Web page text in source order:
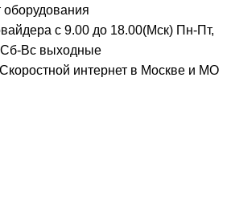
оборудования
с 9.00 до 18.00(Мск) Пн-Пт,
Сб-Вс выходные
Скоростной интернет в Москве и МО